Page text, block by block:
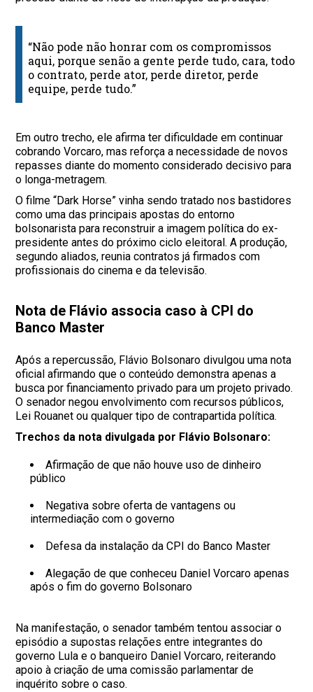
“Não pode não honrar com os compromissos
aqui, porque senão a gente perde tudo, cara, todo
o contrato, perde ator, perde diretor, perde
equipe, perde tudo.”
Em outro trecho, ele afirma ter dificuldade em continuar
cobrando Vorcaro, mas reforça a necessidade de novos
repasses diante do momento considerado decisivo para
o longa-metragem.
O filme “Dark Horse” vinha sendo tratado nos bastidores
como uma das principais apostas do entorno
bolsonarista para reconstruir a imagem política do ex-
presidente antes do próximo ciclo eleitoral. A produção,
segundo aliados, reunia contratos já firmados com
profissionais do cinema e da televisão.
Nota de Flávio associa caso à CPI do
Banco Master
Após a repercussão, Flávio Bolsonaro divulgou uma nota
oficial afirmando que o conteúdo demonstra apenas a
busca por financiamento privado para um projeto privado.
O senador negou envolvimento com recursos públicos,
Lei Rouanet ou qualquer tipo de contrapartida política.
Trechos da nota divulgada por Flávio Bolsonaro:
Afirmação de que não houve uso de dinheiro
público
Negativa sobre oferta de vantagens ou
intermediação com o governo
Defesa da instalação da CPI do Banco Master
Alegação de que conheceu Daniel Vorcaro apenas
após o fim do governo Bolsonaro
Na manifestação, o senador também tentou associar o
episódio a supostas relações entre integrantes do
governo Lula e o banqueiro Daniel Vorcaro, reiterando
apoio à criação de uma comissão parlamentar de
inquérito sobre o caso.